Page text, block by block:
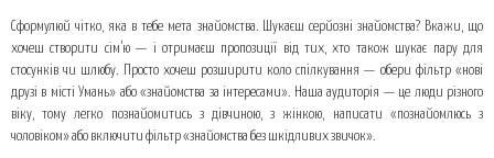
Сформулюй чітко, яка в тебе мета знайомства. Шукаєш серйозні знайомства? Вкажи, що
хочеш створити сім’ю — і отримаєш пропозиції від тих, хто також шукає пару для
стосунків чи шлюбу. Просто хочеш розширити коло спілкування — обери фільтр «нові
друзі в місті Умань» або «знайомства за інтересами». Наша аудиторія — це люди різного
віку, тому легко познайомитись з дівчиною, з жінкою, написати «познайомлюсь з
чоловіком» або включити фільтр «знайомства без шкідливих звичок».